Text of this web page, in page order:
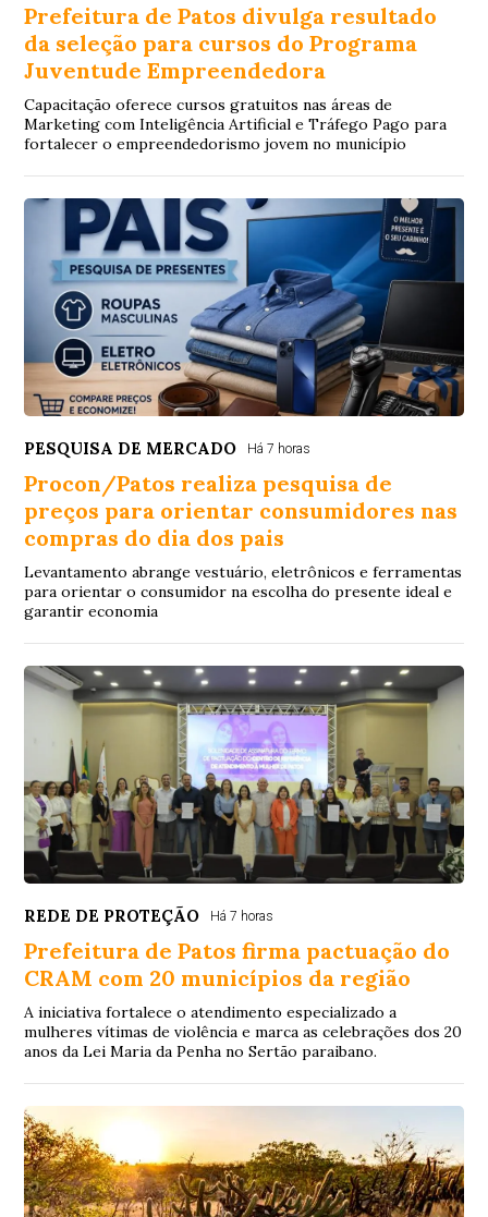
Prefeitura de Patos divulga resultado
da seleção para cursos do Programa
Juventude Empreendedora
Capacitação oferece cursos gratuitos nas áreas de
Marketing com Inteligência Artificial e Tráfego Pago para
fortalecer o empreendedorismo jovem no município
PESQUISA DE MERCADO Há 7 horas
Procon/Patos realiza pesquisa de
preços para orientar consumidores nas
compras do dia dos pais
Levantamento abrange vestuário, eletrônicos e ferramentas
para orientar o consumidor na escolha do presente ideal e
garantir economia
REDE DE PROTEÇÃO Há 7 horas
Prefeitura de Patos firma pactuação do
CRAM com 20 municípios da região
A iniciativa fortalece o atendimento especializado a
mulheres vítimas de violência e marca as celebrações dos 20
anos da Lei Maria da Penha no Sertão paraibano.